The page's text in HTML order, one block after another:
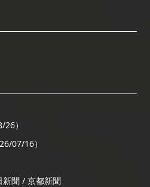
）
07/16）
聞 / 京都新聞